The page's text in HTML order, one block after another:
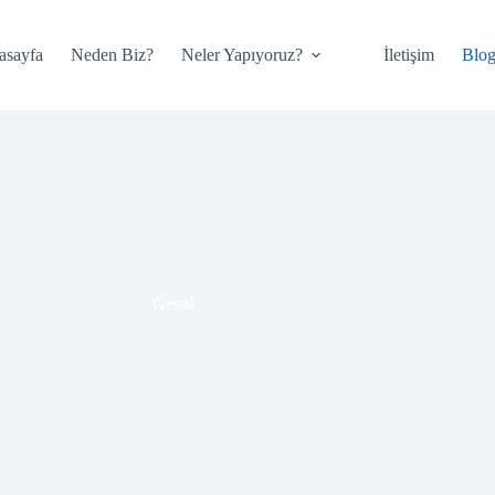
Neden Biz? Neler Yapıyoruz? İletişim Blog